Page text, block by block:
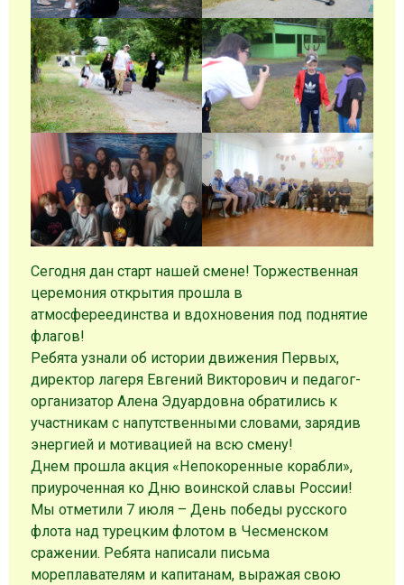
Сегодня дан старт нашей смене! Торжественная
церемония открытия прошла в
атмосфереединства и вдохновения под поднятие
флагов!
Ребята узнали об истории движения Первых,
директор лагеря Евгений Викторович и педагог-
организатор Алена Эдуардовна обратились к
участникам с напутственными словами, зарядив
энергией и мотивацией на всю смену!
Днем прошла акция «Непокоренные корабли»,
приуроченная ко Дню воинской славы России!
Мы отметили 7 июля – День победы русского
флота над турецким флотом в Чесменском
сражении. Ребята написали письма
мореплавателям и капитанам, выражая свою